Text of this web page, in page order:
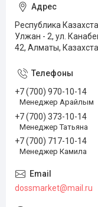
Республика
Улжан - 2, ул.
42, Алматы,
+7 (700) 970-10-14
Менеджер Арайлым
+7 (700) 373-10-14
Менеджер Татьяна
+7 (700) 717-10-14
Менеджер Камила
dossmarket@mail.ru